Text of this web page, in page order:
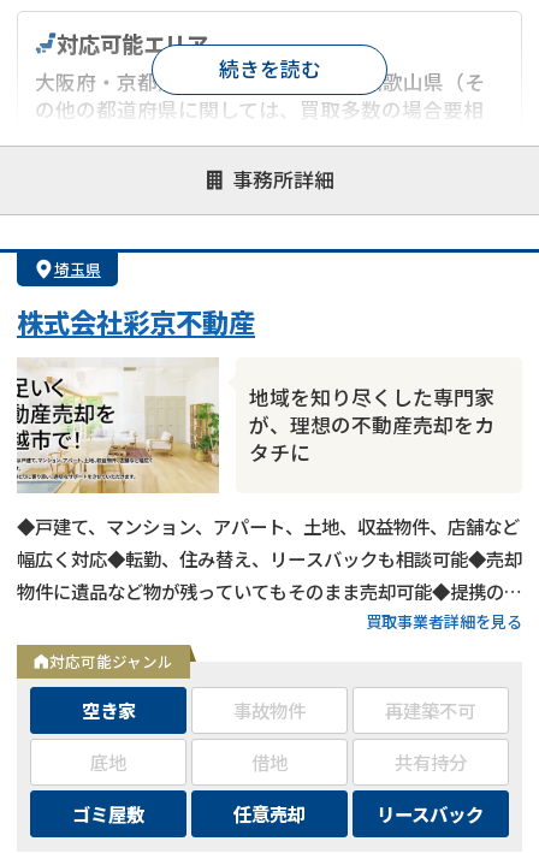
事務所詳細
対応可能エリア
大阪府・京都府・兵庫県・奈良県・和歌山県（そ
の他の都道府県に関しては、買取多数の場合要相
業者案件歓迎
続きを読む
埼玉県
株式会社彩京不動産
地域を知り尽くした専門家
が、理想の不動産売却をカ
タチに
◆戸建て、マンション、アパート、土地、収益物件、店舗など
幅広く対応◆転勤、住み替え、リースバックも相談可能◆売却
物件に遺品など物が残っていてもそのまま売却可能◆提携の税
理士、司法書士がいるため、相続、離婚なども相談可能◆埼玉
県および東京都は高価買取
買取事業者詳細を見る
対応可能ジャンル
空き家 事故物件
再建築不可
底地
借地
共有持分
ゴミ屋敷
任意売却 リースバック